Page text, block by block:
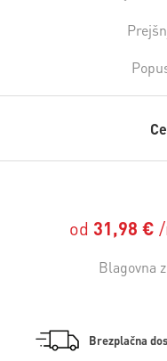
od 31,98 €
Blagovna
Brezplačna